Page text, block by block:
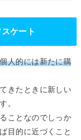
ケート
人的には新たに購
きたときに新しい
。
ことなのでしっか
目的に近づくこと